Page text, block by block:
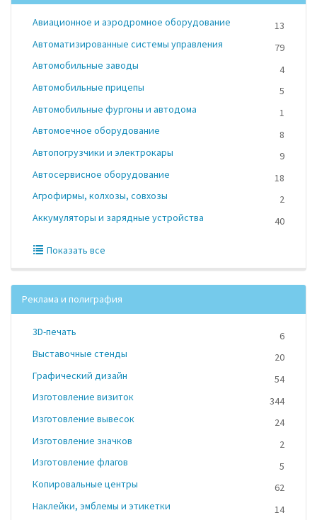
Авиационное и аэродромное оборудование
13
Автоматизированные системы управления
79
Автомобильные заводы
4
Автомобильные прицепы
5
Автомобильные фургоны и автодома
1
Автомоечное оборудование
8
Автопогрузчики и электрокары
9
Автосервисное оборудование
18
Агрофирмы, колхозы, совхозы
2
Аккумуляторы и зарядные устройства
40
Показать все
Реклама и полиграфия
3D-печать
6
Выставочные стенды
20
Графический дизайн
54
Изготовление визиток
344
Изготовление вывесок
24
Изготовление значков
2
Изготовление флагов
5
Копировальные центры
62
Наклейки, эмблемы и этикетки
14